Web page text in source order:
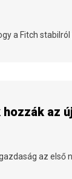
a Fitch
az
az első